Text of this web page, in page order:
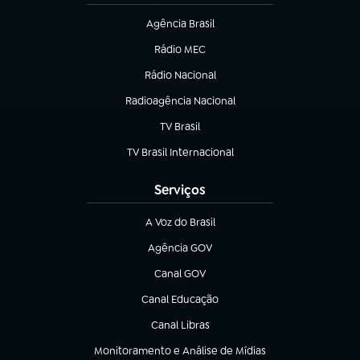
Agência Brasil
(abre em nova aba)
Rádio MEC
Rádio Nacional
(abre em nova aba)
Radioagência Nacional
(abre em nova aba)
TV Brasil
(abre em nova aba)
TV Brasil Internacional
(abre em nova aba)
Serviços
A Voz do Brasil
(abre em nova aba)
Agência GOV
(abre em nova aba)
Canal GOV
(abre em nova aba)
Canal Educação
(abre em nova aba)
Canal Libras
(abre em nova aba)
Monitoramento e Análise de Mídias
(abre em nova aba)